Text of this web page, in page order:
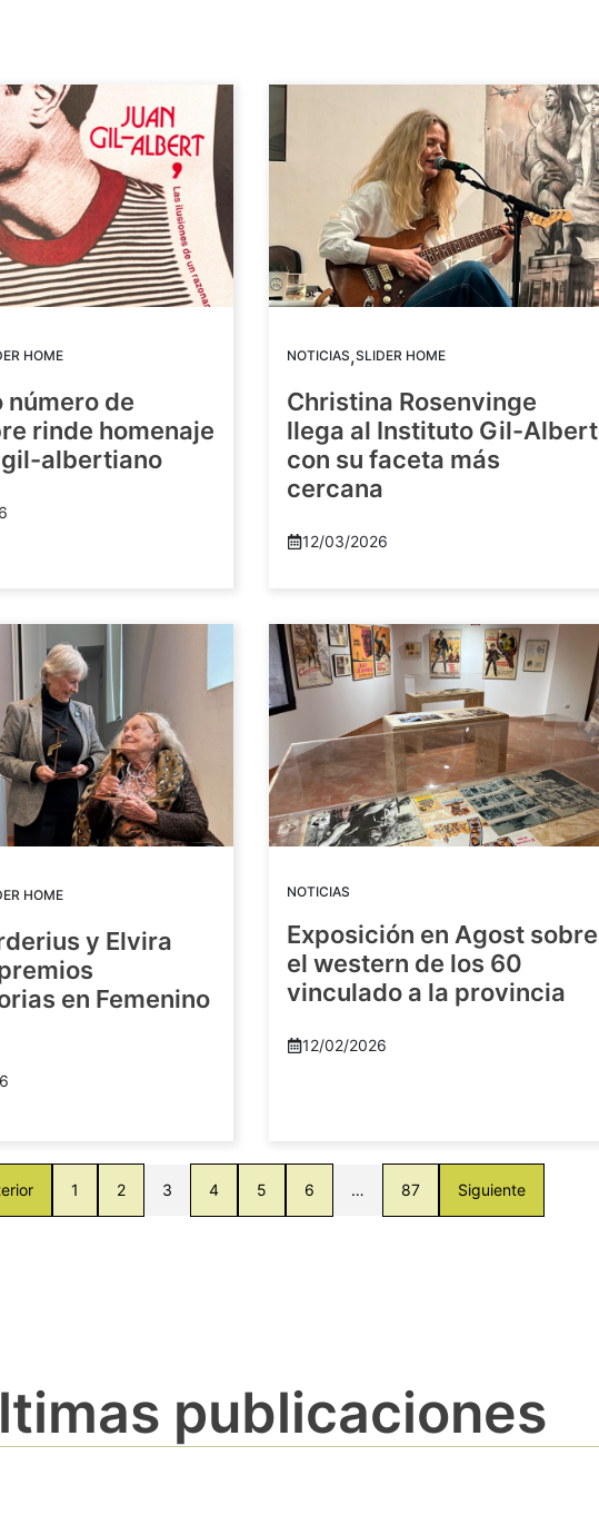
HOME
número de
rinde homenaje
albertiano
NOTICIAS,SLIDER HOME
Christina Rosenvinge
llega al Instituto Gil-Albert
con su faceta más
cercana
12/03/2026
HOME
y Elvira
en Femenino
NOTICIAS
Exposición en Agost sobre
el western de los 60
vinculado a la provincia
12/02/2026
1 2 3 4 5 6 … 87 Siguiente
publicaciones